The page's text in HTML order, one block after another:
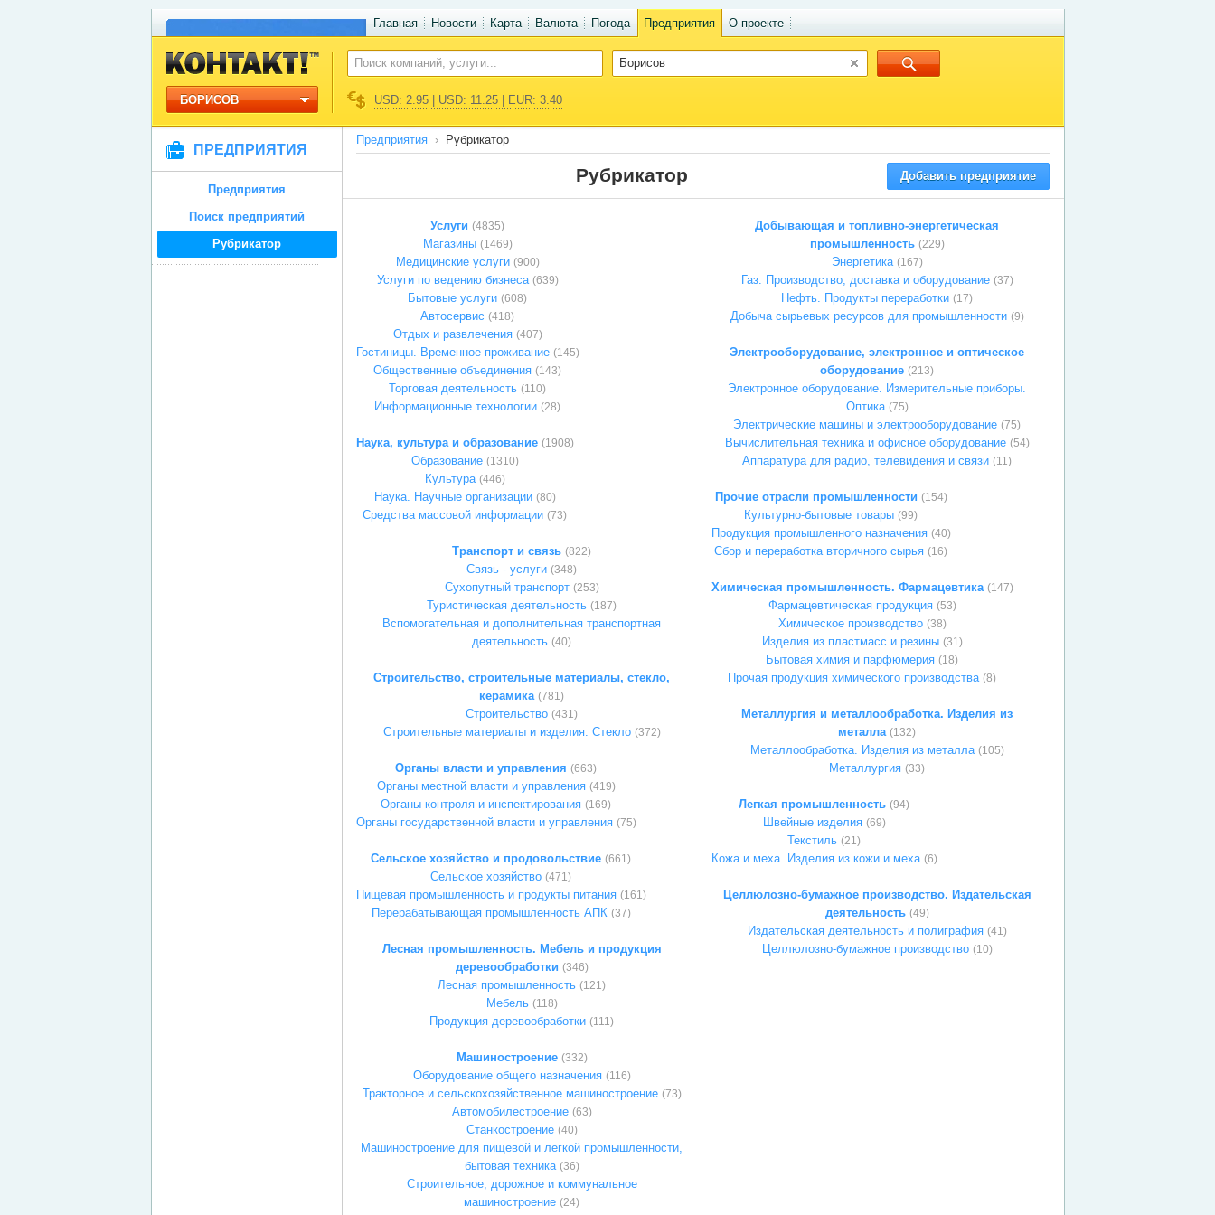
Главная Новости Карта Валюта Погода Предприятия О проекте
БОРИСОВ USD: 2.95 | USD: 11.25 | EUR: 3.40
ПРЕДПРИЯТИЯ
Предприятия
Поиск предприятий
Рубрикатор
Предприятия Рубрикатор
Рубрикатор Добавить предприятие
Услуги (4835)
Магазины (1469)
Медицинские услуги (900)
Услуги по ведению бизнеса (639)
Бытовые услуги (608)
Автосервис (418)
Отдых и развлечения (407)
Гостиницы. Временное проживание (145)
Общественные объединения (143)
Торговая деятельность (110)
Информационные технологии (28)
Наука, культура и образование (1908)
Образование (1310)
Культура (446)
Наука. Научные организации (80)
Средства массовой информации (73)
Транспорт и связь (822)
Связь - услуги (348)
Сухопутный транспорт (253)
Туристическая деятельность (187)
Вспомогательная и дополнительная транспортная
деятельность (40)
Строительство, строительные материалы, стекло,
керамика (781)
Строительство (431)
Строительные материалы и изделия. Стекло (372)
Органы власти и управления (663)
Органы местной власти и управления (419)
Органы контроля и инспектирования (169)
Органы государственной власти и управления (75)
Сельское хозяйство и продовольствие (661)
Сельское хозяйство (471)
Пищевая промышленность и продукты питания (161)
Перерабатывающая промышленность АПК (37)
Лесная промышленность. Мебель и продукция
деревообработки (346)
Лесная промышленность (121)
Мебель (118)
Продукция деревообработки (111)
Машиностроение (332)
Оборудование общего назначения (116)
Тракторное и сельскохозяйственное машиностроение (73)
Автомобилестроение (63)
Станкостроение (40)
Машиностроение для пищевой и легкой промышленности,
бытовая техника (36)
Строительное, дорожное и коммунальное
машиностроение (24)
Добывающая и топливно-энергетическая
промышленность (229)
Энергетика (167)
Газ. Производство, доставка и оборудование (37)
Нефть. Продукты переработки (17)
Добыча сырьевых ресурсов для промышленности (9)
Электрооборудование, электронное и оптическое
оборудование (213)
Электронное оборудование. Измерительные приборы.
Оптика (75)
Электрические машины и электрооборудование (75)
Вычислительная техника и офисное оборудование (54)
Аппаратура для радио, телевидения и связи (11)
Прочие отрасли промышленности (154)
Культурно-бытовые товары (99)
Продукция промышленного назначения (40)
Сбор и переработка вторичного сырья (16)
Химическая промышленность. Фармацевтика (147)
Фармацевтическая продукция (53)
Химическое производство (38)
Изделия из пластмасс и резины (31)
Бытовая химия и парфюмерия (18)
Прочая продукция химического производства (8)
Металлургия и металлообработка. Изделия из
металла (132)
Металлообработка. Изделия из металла (105)
Металлургия (33)
Легкая промышленность (94)
Швейные изделия (69)
Текстиль (21)
Кожа и меха. Изделия из кожи и меха (6)
Целлюлозно-бумажное производство. Издательская
деятельность (49)
Издательская деятельность и полиграфия (41)
Целлюлозно-бумажное производство (10)